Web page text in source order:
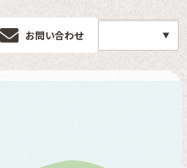
お問い合わせ